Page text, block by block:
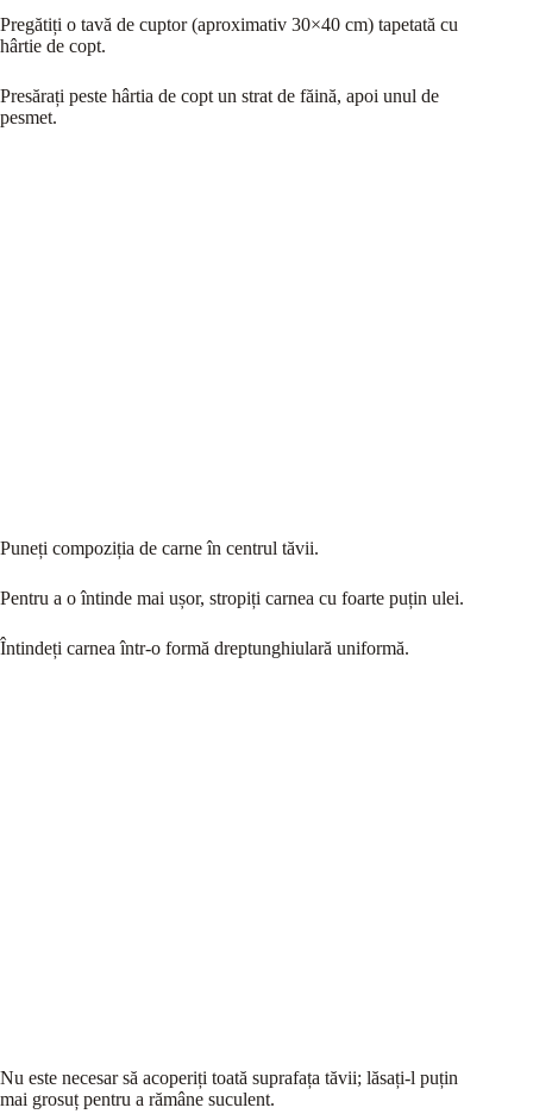
Pregătiți o tavă de cuptor (aproximativ 30×40 cm) tapetată cu
hârtie de copt.
Presărați peste hârtia de copt un strat de făină, apoi unul de
pesmet.
Puneți compoziția de carne în centrul tăvii.
Pentru a o întinde mai ușor, stropiți carnea cu foarte puțin ulei.
Întindeți carnea într-o formă dreptunghiulară uniformă.
Nu este necesar să acoperiți toată suprafața tăvii; lăsați-l puțin
mai grosuț pentru a rămâne suculent.